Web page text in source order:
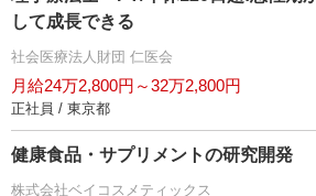
して成長できる
社会医療法人財団 仁医会
月給24万2,800円～32万2,800円
正社員 / 東京都
健康食品・サプリメントの研究開発
株式会社ベイコスメティックス